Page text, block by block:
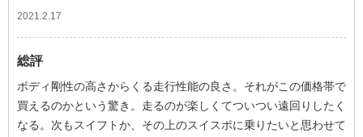
2021.2.17
総評
ボディ剛性の高さからくる走行性能の良さ。それがこの価格帯で
買えるのかという驚き。走るのが楽しくてついつい遠回りしたく
なる。次もスイフトか、その上のスイスポに乗りたいと思わせて